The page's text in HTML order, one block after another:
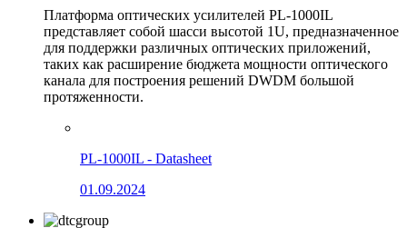
Платформа оптических усилителей PL-1000IL
представляет собой шасси высотой 1U, предназначенное
для поддержки различных оптических приложений,
таких как расширение бюджета мощности оптического
канала для построения решений DWDM большой
протяженности.
PL-1000IL - Datasheet
01.09.2024